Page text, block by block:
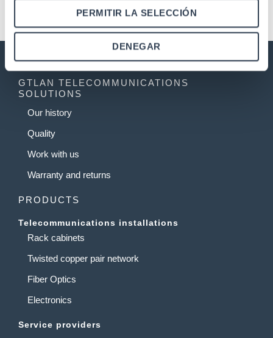
PERMITIR LA SELECCIÓN
DENEGAR
GTLAN TELECOMMUNICATIONS
SOLUTIONS
Our history
Quality
Work with us
Warranty and returns
PRODUCTS
Telecommunications installations
Rack cabinets
Twisted copper pair network
Fiber Optics
Electronics
Service providers